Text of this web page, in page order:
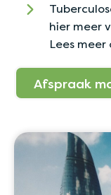
hier meer
Lees meer
Afspraak